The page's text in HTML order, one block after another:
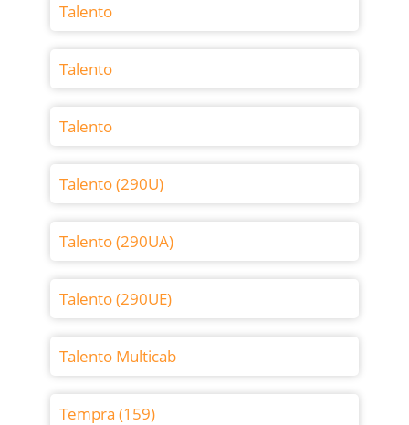
Talento
Talento
Talento
Talento (290U)
Talento (290UA)
Talento (290UE)
Talento Multicab
Tempra (159)